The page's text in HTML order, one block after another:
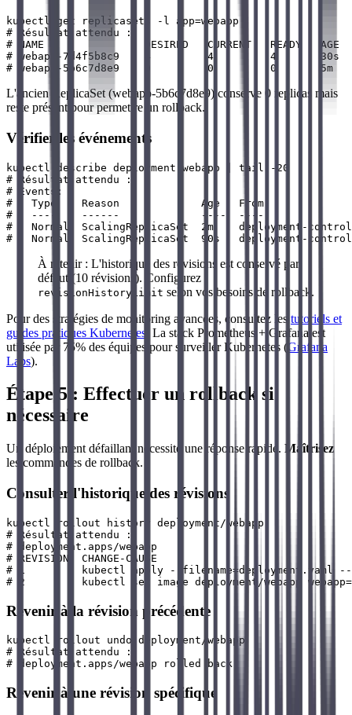
kubectl get replicasets -l app=webapp
# Résultat attendu :
# NAME                DESIRED   CURRENT   READY   AGE
# webapp-7d4f5b8c9    4         4         4       30s
L'ancien ReplicaSet (webapp-5b6c7d8e9) conserve 0 replicas mais
reste présent pour permettre un rollback.
Vérifier les événements
kubectl describe deployment webapp | tail -20
# Résultat attendu :
# Events:
#   Type    Reason             Age   From
#   ----    ------             ----  ----
#   Normal  ScalingReplicaSet  2m    deployment-
À retenir : L'historique des révisions est conservé par
défaut (10 révisions). Configurez
revisionHistoryLimit selon vos besoins de rollback.
Pour des stratégies de monitoring avancées, consultez les tutoriels et
guides pratiques Kubernetes . La stack Prometheus + Grafana est
utilisée par 75% des équipes pour surveiller Kubernetes ( Grafana
Labs).
Étape 5 : Effectuer un rollback si
nécessaire
Un déploiement défaillant nécessite une réponse rapide. Maîtrisez
les commandes de rollback.
Consulter l'historique des révisions
kubectl rollout history deployment/webapp
# Résultat attendu :
# deployment.apps/webapp
# REVISION  CHANGE-CAUSE
# 1         kubectl apply --filename=deployment.yaml --
Revenir à la révision précédente
kubectl rollout undo deployment/webapp
# Résultat attendu :
Revenir à une révision spécifique